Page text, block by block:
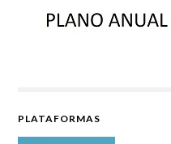
PLATAFORMAS